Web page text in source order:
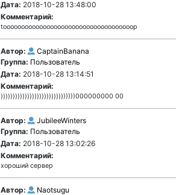
Дата: 2018-10-28 13:48:00
Комментарий:
toooooooooooooooooooooooooooooooooooop
Автор:
CaptainBanana
Группа: Пользователь
Дата: 2018-10-28 13:14:51
Комментарий:
)))))))))))))))))))))))))))))))000000000 00
Автор:
JubileeWinters
Группа: Пользователь
Дата: 2018-10-28 13:02:26
Комментарий:
хороший сервер
Автор:
Naotsugu